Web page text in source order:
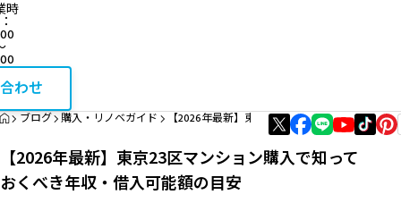
エリア資産分析
購入・リノベガイド
時
わせ
HOME
ブログ 購入・リノベガイド 【2026年最新】東京23区マンション購入で知
【2026年最新】東京23区マンション購入で知って
おくべき年収・借入可能額の目安